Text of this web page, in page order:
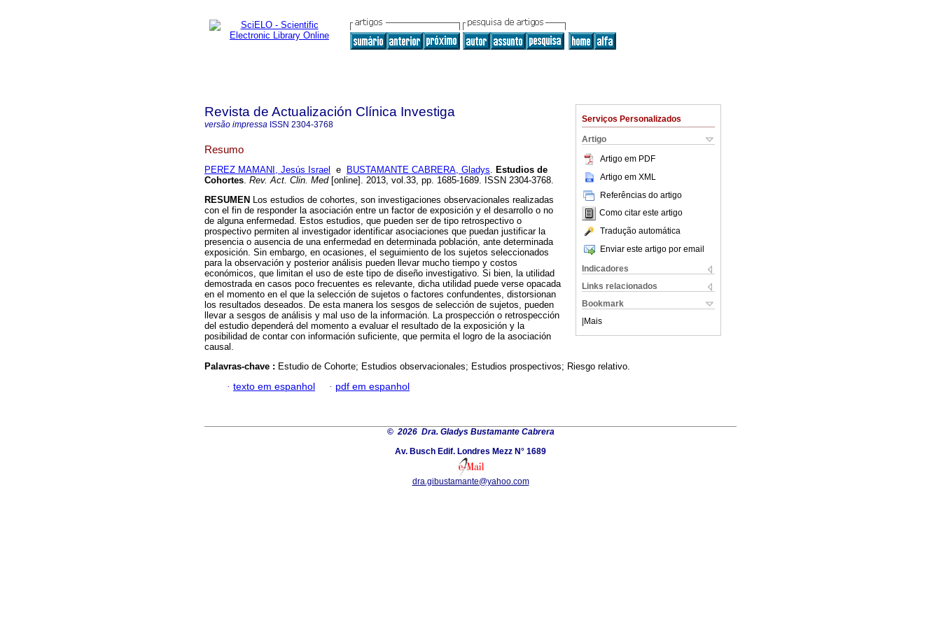
Serviços Personalizados
Artigo
Artigo em PDF
Artigo em XML
Referências do artigo
Como citar este artigo
Tradução automática
Enviar este artigo por email
Indicadores
Links relacionados
Bookmark
Mais
Revista de Actualización Clínica Investiga
versão impressa ISSN 2304-3768
Resumo
PEREZ MAMANI, Jesús Israel e BUSTAMANTE CABRERA, Gladys. Estudios de
Cohortes. Rev. Act. Clin. Med[online]. 2013, vol.33, pp. 1685-1689. ISSN 2304-3768.
RESUMEN Los estudios de cohortes, son investigaciones observacionales realizadas
con el fin de responder la asociación entre un factor de exposición y el desarrollo o no
de alguna enfermedad. Estos estudios, que pueden ser de tipo retrospectivo o
prospectivo permiten al investigador identificar asociaciones que puedan justificar la
presencia o ausencia de una enfermedad en determinada población, ante determinada
exposición. Sin embargo, en ocasiones, el seguimiento de los sujetos seleccionados
para la observación y posterior análisis pueden llevar mucho tiempo y costos
económicos, que limitan el uso de este tipo de diseño investigativo. Si bien, la utilidad
demostrada en casos poco frecuentes es relevante, dicha utilidad puede verse opacada
en el momento en el que la selección de sujetos o factores confundentes, distorsionan
los resultados deseados. De esta manera los sesgos de selección de sujetos, pueden
llevar a sesgos de análisis y mal uso de la información. La prospección o retrospección
del estudio dependerá del momento a evaluar el resultado de la exposición y la
posibilidad de contar con información suficiente, que permita el logro de la asociación
causal.
Palavras-chave : Estudio de Cohorte; Estudios observacionales; Estudios prospectivos; Riesgo relativo.
· texto em espanhol · pdf em espanhol
©2026 Dra. Gladys Bustamante Cabrera
Av. Busch Edif. Londres Mezz N° 1689
dra.gibustamante@yahoo.com